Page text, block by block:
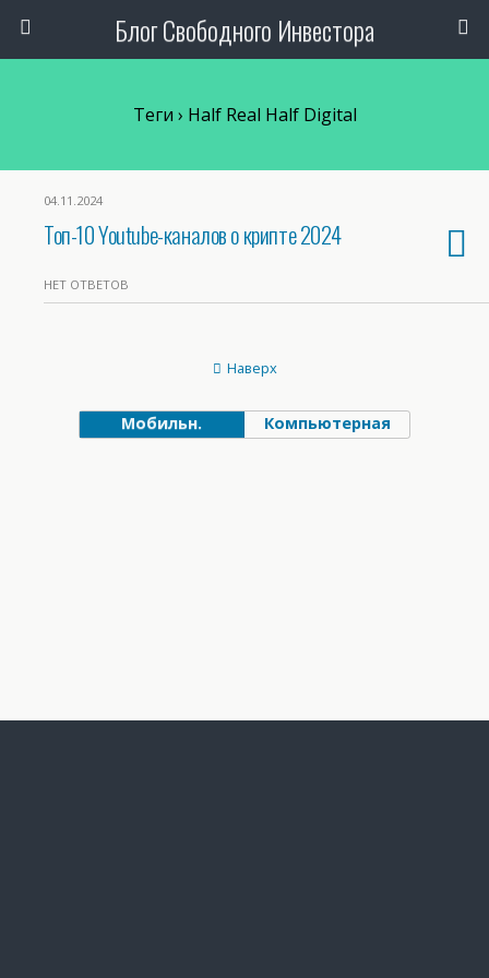
Блог Свободного Инвестора
Теги › Half Real Half Digital
04.11.2024
Топ-10 Youtube-каналов о крипте 2024
НЕТ ОТВЕТОВ
Наверх
Мобильн. Компьютерная